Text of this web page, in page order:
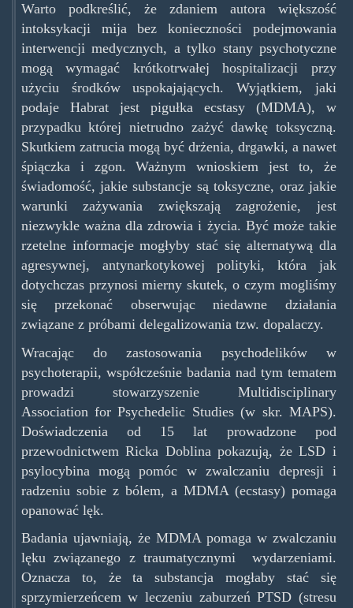
Warto podkreślić, że zdaniem autora większość
intoksykacji mija bez konieczności podejmowania
interwencji medycznych, a tylko stany psychotyczne
mogą wymagać krótkotrwałej hospitalizacji przy
użyciu środków uspokajających. Wyjątkiem, jaki
podaje Habrat jest pigułka ecstasy (MDMA), w
przypadku której nietrudno zażyć dawkę toksyczną.
Skutkiem zatrucia mogą być drżenia, drgawki, a nawet
śpiączka i zgon. Ważnym wnioskiem jest to, że
świadomość, jakie substancje są toksyczne, oraz jakie
warunki zażywania zwiększają zagrożenie, jest
niezwykle ważna dla zdrowia i życia. Być może takie
rzetelne informacje mogłyby stać się alternatywą dla
agresywnej, antynarkotykowej polityki, która jak
dotychczas przynosi mierny skutek, o czym mogliśmy
się przekonać obserwując niedawne działania
związane z próbami delegalizowania tzw. dopalaczy.
Wracając do zastosowania psychodelików w
psychoterapii, współcześnie badania nad tym tematem
prowadzi stowarzyszenie Multidisciplinary
Association for Psychedelic Studies (w skr. MAPS).
Doświadczenia od 15 lat prowadzone pod
przewodnictwem Ricka Doblina pokazują, że LSD i
psylocybina mogą pomóc w zwalczaniu depresji i
radzeniu sobie z bólem, a MDMA (ecstasy) pomaga
opanować lęk.
Badania ujawniają, że MDMA pomaga w zwalczaniu
lęku związanego z traumatycznymi wydarzeniami.
Oznacza to, że ta substancja mogłaby stać się
sprzymierzeńcem w leczeniu zaburzeń PTSD (stresu